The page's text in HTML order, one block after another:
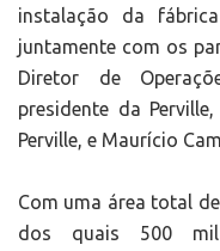
instalação da
juntamente com os
Diretor de
presidente da
Perville, e Maurício
Com uma área total
dos quais 500